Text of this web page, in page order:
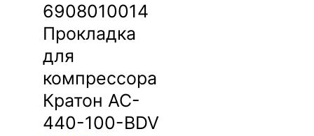
6908010014
Прокладка
для
компрессора
Кратон AC-
440-100-BDV